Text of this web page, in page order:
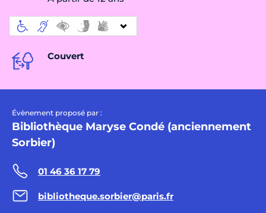
Couvert
Évènement proposé par :
Bibliothèque Maryse Condé (anciennement
Sorbier)
01 46 36 17 79
bibliotheque.sorbier@paris.fr